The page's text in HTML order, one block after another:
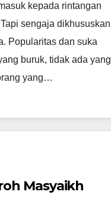
kepada rintangan
sengaja dikhususkan
Popularitas dan suka
buruk, tidak ada yang
yang…
Masyaikh